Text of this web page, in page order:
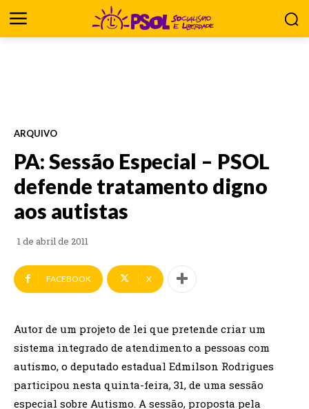
ARQUIVO
PA: Sessão Especial – PSOL
defende tratamento digno
aos autistas
1 de abril de 2011
FACEBOOK X
Autor de um projeto de lei que pretende criar um
sistema integrado de atendimento a pessoas com
autismo, o deputado estadual Edmilson Rodrigues
participou nesta quinta-feira, 31, de uma sessão
especial sobre Autismo. A sessão, proposta pela